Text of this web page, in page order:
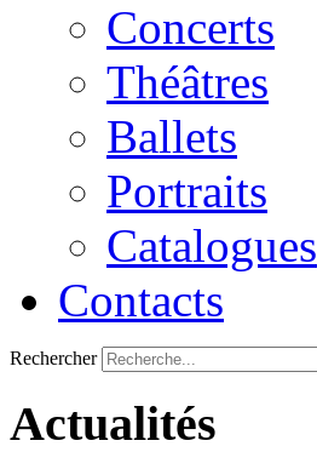
Concerts
Théâtres
Ballets
Portraits
Catalogues
Contacts
Rechercher
Actualités